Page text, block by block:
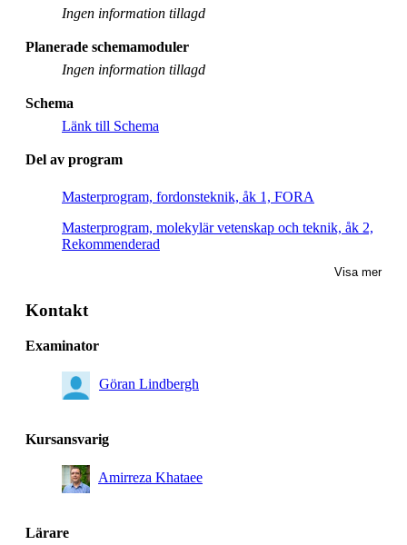
Ingen information tillagd
Planerade schemamoduler
Ingen information tillagd
Schema
Länk till Schema
Del av program
Masterprogram, fordonsteknik, åk 1, FORA
Masterprogram, molekylär vetenskap och teknik, åk 2,
Rekommenderad
Masterprogram, kemiteknik för energi och miljö, åk 1,
Masterprogram, fordonsteknik, åk 2, Villkorligt valfri
Visa mer
Kontakt
Examinator
Göran Lindbergh
Kursansvarig
Amirreza Khataee
Lärare